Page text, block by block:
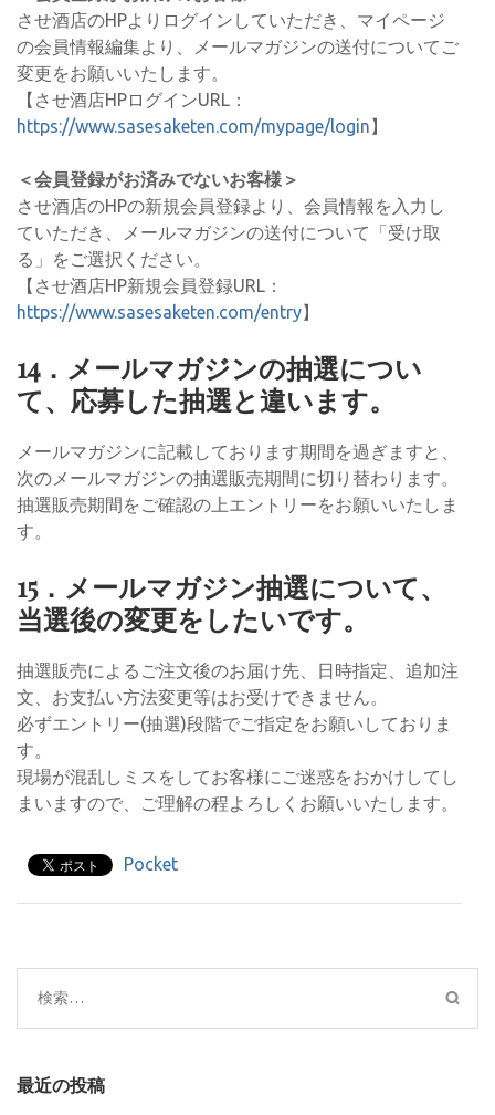
させ酒店のHPよりログインしていただき、マイページ
の会員情報編集より、メールマガジンの送付についてご
変更をお願いいたします。
【させ酒店HPログインURL：
https://www.sasesaketen.com/mypage/login】
＜会員登録がお済みでないお客様＞
させ酒店のHPの新規会員登録より、会員情報を入力し
ていただき、メールマガジンの送付について「受け取
る」をご選択ください。
【させ酒店HP新規会員登録URL：
https://www.sasesaketen.com/entry】
14．メールマガジンの抽選につい
て、応募した抽選と違います。
メールマガジンに記載しております期間を過ぎますと、
次のメールマガジンの抽選販売期間に切り替わります。
抽選販売期間をご確認の上エントリーをお願いいたしま
す。
15．メールマガジン抽選について、
当選後の変更をしたいです。
抽選販売によるご注文後のお届け先、日時指定、追加注
文、お支払い方法変更等はお受けできません。
必ずエントリー(抽選)段階でご指定をお願いしておりま
す。
現場が混乱しミスをしてお客様にご迷惑をおかけしてし
まいますので、ご理解の程よろしくお願いいたします。
Pocket
検
索:
最近の投稿